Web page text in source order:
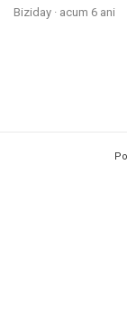
Biziday · acum 6 ani